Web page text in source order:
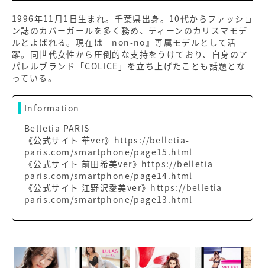
1996年11月1日生まれ。千葉県出身。10代からファッショ
ン誌のカバーガールを多く務め、ティーンのカリスマモデ
ルとよばれる。現在は『non-no』専属モデルとして活
躍。同世代女性から圧倒的な支持をうけており、自身のア
パレルブランド「COLICE」を立ち上げたことも話題とな
っている。
Information
Belletia PARIS
《公式サイト 華ver》https://belletia-
paris.com/smartphone/page15.html
《公式サイト 前田希美ver》https://belletia-
paris.com/smartphone/page14.html
《公式サイト 江野沢愛美ver》https://belletia-
paris.com/smartphone/page13.html